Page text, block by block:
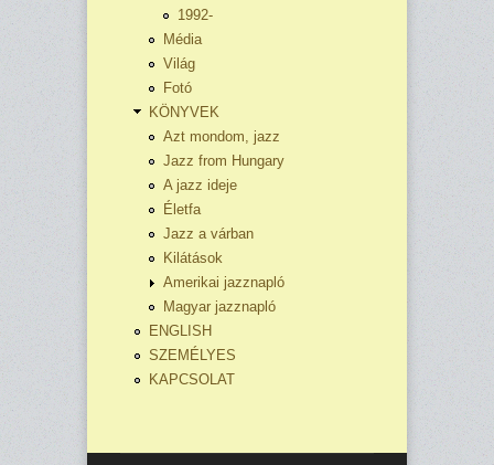
1992-
Média
Világ
Fotó
KÖNYVEK
Azt mondom, jazz
Jazz from Hungary
A jazz ideje
Életfa
Jazz a várban
Kilátások
Amerikai jazznapló
Magyar jazznapló
ENGLISH
SZEMÉLYES
KAPCSOLAT